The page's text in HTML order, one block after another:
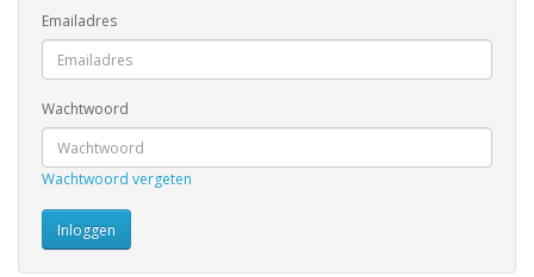
Emailadres
Wachtwoord
Wachtwoord vergeten